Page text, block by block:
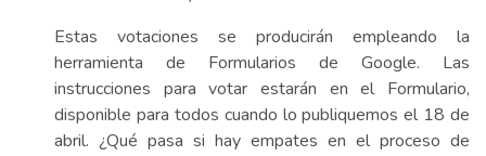
Estas votaciones se producirán empleando la
herramienta de Formularios de Google. Las
instrucciones para votar estarán en el Formulario,
disponible para todos cuando lo publiquemos el 18 de
abril. ¿Qué pasa si hay empates en el proceso de